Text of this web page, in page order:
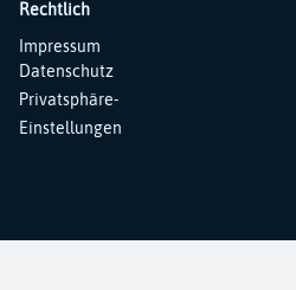
Rechtlich
Navigation
überspringen
Impressum
Datenschutz
Privatsphäre-
Einstellungen